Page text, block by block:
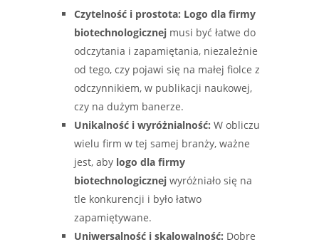
Czytelność i prostota: Logo dla firmy
biotechnologicznej musi być łatwe do
odczytania i zapamiętania, niezależnie
od tego, czy pojawi się na małej fiolce z
odczynnikiem, w publikacji naukowej,
czy na dużym banerze.
Unikalność i wyróżnialność: W obliczu
wielu firm w tej samej branży, ważne
jest, aby logo dla firmy
biotechnologicznej wyróżniało się na
tle konkurencji i było łatwo
zapamiętywane.
Uniwersalność i skalowalność: Dobre